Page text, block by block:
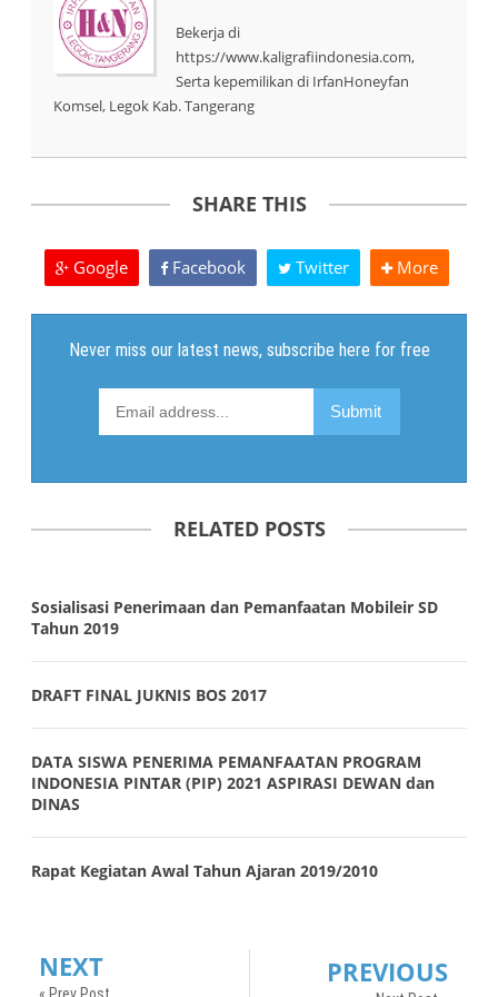
Bekerja di
https://www.kaligrafiindonesia.com,
Serta kepemilikan di IrfanHoneyfan
Komsel, Legok Kab. Tangerang
SHARE THIS
Google Facebook Twitter More
RELATED POSTS
Sosialisasi Penerimaan dan Pemanfaatan Mobileir SD
Tahun 2019
DRAFT FINAL JUKNIS BOS 2017
DATA SISWA PENERIMA PEMANFAATAN PROGRAM
INDONESIA PINTAR (PIP) 2021 ASPIRASI DEWAN dan
DINAS
Rapat Kegiatan Awal Tahun Ajaran 2019/2010
NEXT
« Prev Post
PREVIOUS